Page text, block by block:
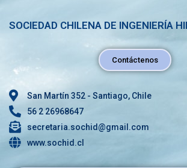
SOCIEDAD CHILENA DE INGENIERÍA
Contáctenos
San Martín 352 - Santiago, Chile
56 2 26968647
secretaria.sochid@gmail.com
www.sochid.cl